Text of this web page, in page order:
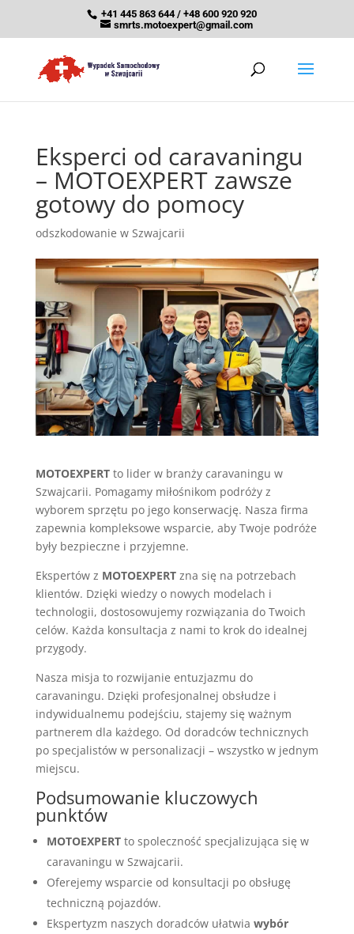
+41 445 863 644 / +48 600 920 920
smrts.motoexpert@gmail.com
Eksperci od caravaningu
– MOTOEXPERT zawsze
gotowy do pomocy
odszkodowanie w Szwajcarii
MOTOEXPERTto lider w branży caravaningu w
Szwajcarii. Pomagamy miłośnikom podróży z
wyborem sprzętu po jego konserwację. Nasza firma
zapewnia kompleksowe wsparcie, aby Twoje podróże
były bezpieczne i przyjemne.
Ekspertów z MOTOEXPERTzna się na potrzebach
klientów. Dzięki wiedzy o nowych modelach i
technologii, dostosowujemy rozwiązania do Twoich
celów. Każda konsultacja z nami to krok do idealnej
przygody.
Nasza misja to rozwijanie entuzjazmu do
caravaningu. Dzięki profesjonalnej obsłudze i
indywidualnemu podejściu, stajemy się ważnym
partnerem dla każdego. Od doradców technicznych
po specjalistów w personalizacji – wszystko w jednym
miejscu.
Podsumowanie kluczowych
punktów
MOTOEXPERTto spoleczność specjalizująca się w
caravaningu w Szwajcarii.
Oferejemy wsparcie od konsultacji po obsługę
techniczną pojazdów.
Ekspertyzm naszych doradców ułatwia wybór